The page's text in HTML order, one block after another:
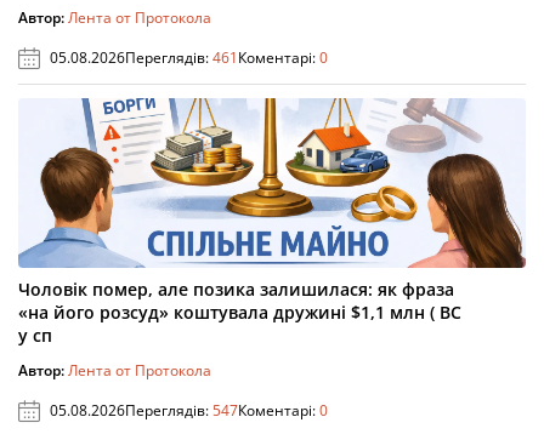
Автор:Лента от Протокола
05.08.2026Переглядів:461Коментарі:0
Чоловік помер, але позика залишилася: як фраза
«на його розсуд» коштувала дружині $1,1 млн ( ВС
у сп
Автор:Лента от Протокола
05.08.2026Переглядів:547Коментарі:0